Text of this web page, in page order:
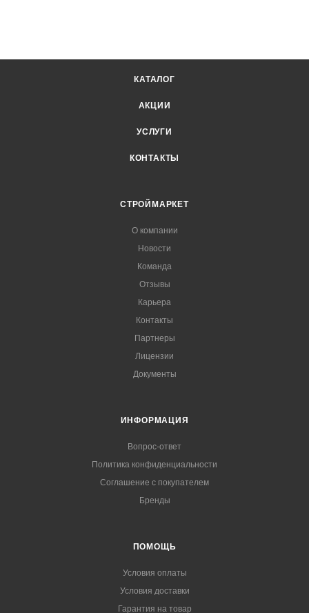
КАТАЛОГ
АКЦИИ
УСЛУГИ
КОНТАКТЫ
СТРОЙМАРКЕТ
О компании
Новости
Команда
Отзывы
Карьера
Контакты
Партнеры
Лицензии
Документы
ИНФОРМАЦИЯ
Вопрос-ответ
Политика конфиденциальности
Соглашение с покупателем
Бренды
ПОМОЩЬ
Условия оплаты
Условия доставки
Гарантия на товар